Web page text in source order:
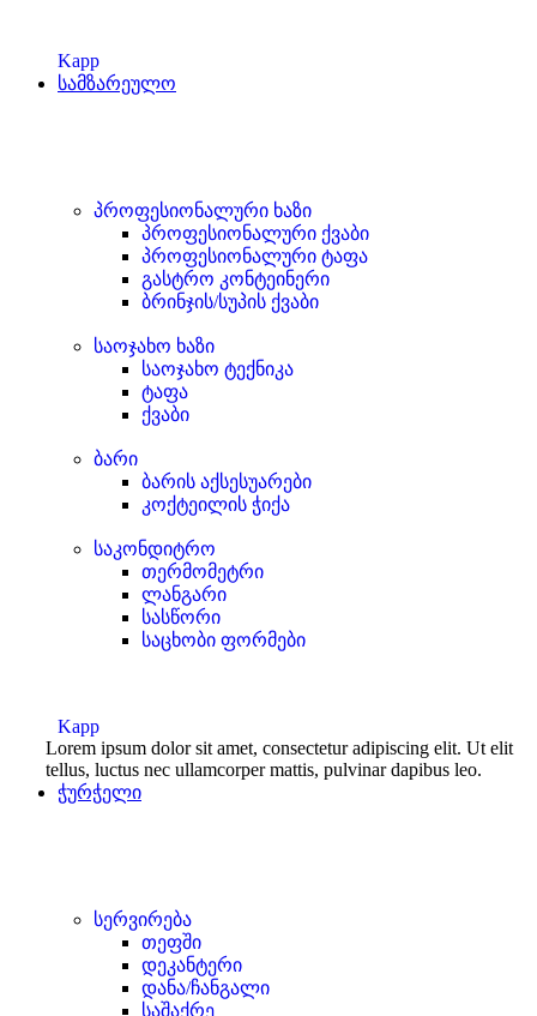
Kapp
სამზარეულო
პროფესიონალური ხაზი
პროფესიონალური ქვაბი
პროფესიონალური ტაფა
გასტრო კონტეინერი
ბრინჯის/სუპის ქვაბი
საოჯახო ხაზი
საოჯახო ტექნიკა
ტაფა
ქვაბი
ბარი
ბარის აქსესუარები
კოქტეილის ჭიქა
საკონდიტრო
თერმომეტრი
ლანგარი
სასწორი
საცხობი ფორმები
Kapp
Lorem ipsum dolor sit amet, consectetur adipiscing elit. Ut elit
tellus, luctus nec ullamcorper mattis, pulvinar dapibus leo.
ჭურჭელი
სერვირება
თეფში
დეკანტერი
დანა/ჩანგალი
საშაქრე